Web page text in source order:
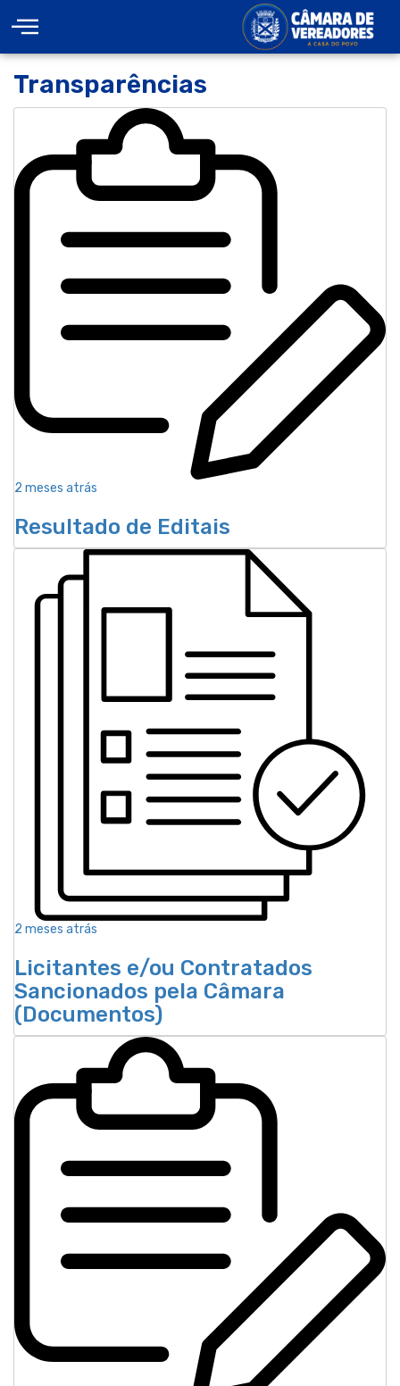
Transparências
2 meses atrás
Resultado de Editais
2 meses atrás
Licitantes e/ou Contratados
Sancionados pela Câmara
(Documentos)